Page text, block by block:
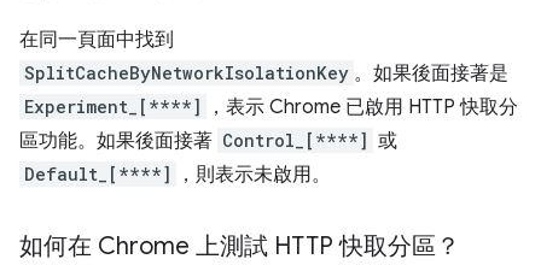
在同一頁面中找到
SplitCacheByNetworkIsolationKey 。如果後面接著是
Experiment_[****]
，表示 Chrome 已啟用 HTTP 快取分
區功能。如果後面接著 Control_[****] 或
Default_[****] ，則表示未啟用。
如何在 Chrome 上測試 HTTP 快取分區？